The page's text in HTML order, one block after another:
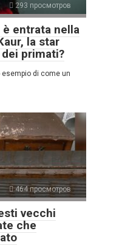
293 просмотров
è entrata nella
la star
primati?
esempio di come un
464 просмотров
vecchi
che